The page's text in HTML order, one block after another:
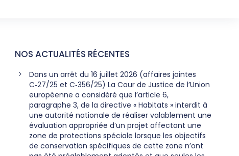
NOS ACTUALITÉS RÉCENTES
Dans un arrêt du 16 juillet 2026 (affaires jointes
C‑27/25 et C‑356/25) La Cour de Justice de l’Union
européenne a considéré que l’article 6,
paragraphe 3, de la directive « Habitats » interdit à
une autorité nationale de réaliser valablement une
évaluation appropriée d’un projet affectant une
zone de protections spéciale lorsque les objectifs
de conservation spécifiques de cette zone n’ont